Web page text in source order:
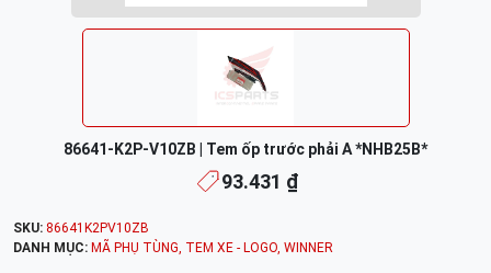
86641-K2P-V10ZB | Tem ốp trước phải A *NHB25B*
93.431 ₫
SKU: 86641K2PV10ZB
DANH MỤC: MÃ PHỤ TÙNG, TEM XE - LOGO, WINNER